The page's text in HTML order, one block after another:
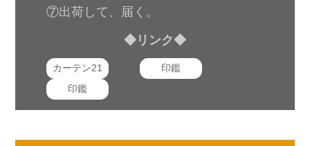
⑦出荷して、届く。
◆リンク◆
カーテン21
印鑑
印鑑